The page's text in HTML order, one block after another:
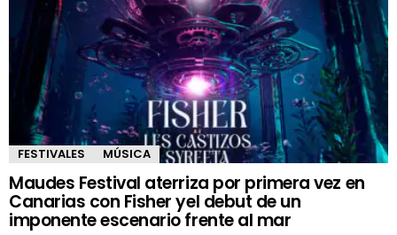
FESTIVALES MÚSICA
Maudes Festival aterriza por primera vez en
Canarias con Fisher yel debut de un
imponente escenario frente al mar